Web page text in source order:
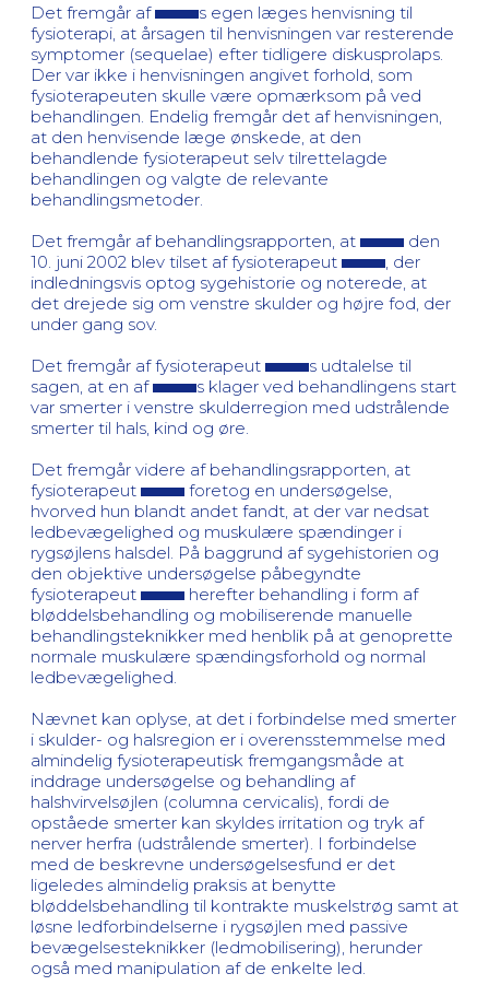
Det fremgår af
s egen læges henvisning til
fysioterapi, at årsagen til henvisningen var resterende
symptomer (sequelae) efter tidligere diskusprolaps.
Der var ikke i henvisningen angivet forhold, som
fysioterapeuten skulle være opmærksom på ved
behandlingen. Endelig fremgår det af henvisningen,
at den henvisende læge ønskede, at den
behandlende fysioterapeut selv tilrettelagde
behandlingen og valgte de relevante
behandlingsmetoder.
Det fremgår af behandlingsrapporten, at
den
10. juni 2002 blev tilset af fysioterapeut
, der
indledningsvis optog sygehistorie og noterede, at
det drejede sig om venstre skulder og højre fod, der
under gang sov.
Det fremgår af fysioterapeut
s udtalelse til
sagen, at en af
s klager ved behandlingens start
var smerter i venstre skulderregion med udstrålende
smerter til hals, kind og øre.
Det fremgår videre af behandlingsrapporten, at
fysioterapeut
foretog en undersøgelse,
hvorved hun blandt andet fandt, at der var nedsat
ledbevægelighed og muskulære spændinger i
rygsøjlens halsdel. På baggrund af sygehistorien og
den objektive undersøgelse påbegyndte
fysioterapeut
herefter behandling i form af
bløddelsbehandling og mobiliserende manuelle
behandlingsteknikker med henblik på at genoprette
normale muskulære spændingsforhold og normal
ledbevægelighed.
Nævnet kan oplyse, at det i forbindelse med smerter
i skulder- og halsregion er i overensstemmelse med
almindelig fysioterapeutisk fremgangsmåde at
inddrage undersøgelse og behandling af
halshvirvelsøjlen (columna cervicalis), fordi de
opståede smerter kan skyldes irritation og tryk af
nerver herfra (udstrålende smerter). I forbindelse
med de beskrevne undersøgelsesfund er det
ligeledes almindelig praksis at benytte
bløddelsbehandling til kontrakte muskelstrøg samt at
løsne ledforbindelserne i rygsøjlen med passive
bevægelsesteknikker (ledmobilisering), herunder
også med manipulation af de enkelte led.